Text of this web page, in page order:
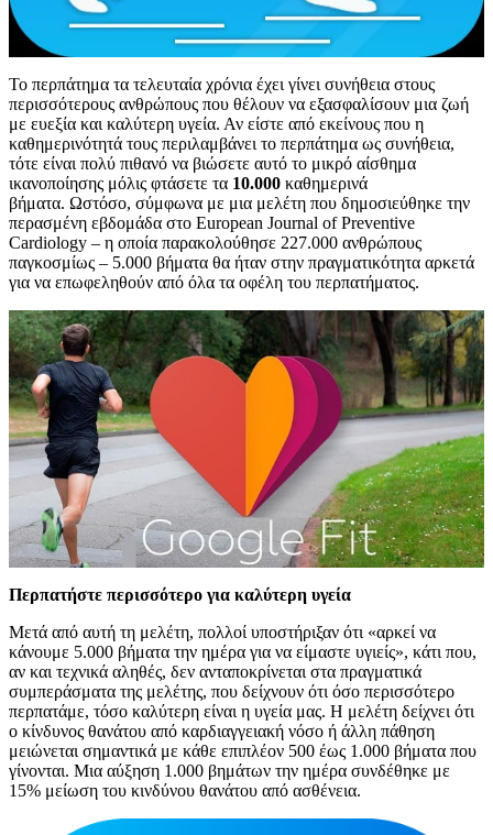
Το περπάτημα τα τελευταία χρόνια έχει γίνει συνήθεια στους
περισσότερους ανθρώπους που θέλουν να εξασφαλίσουν μια ζωή
με ευεξία και καλύτερη υγεία. Αν είστε από εκείνους που η
καθημερινότητά τους περιλαμβάνει το περπάτημα ως συνήθεια,
τότε είναι πολύ πιθανό να βιώσετε αυτό το μικρό αίσθημα
ικανοποίησης μόλις φτάσετε τα 10.000 καθημερινά
βήματα. Ωστόσο, σύμφωνα με μια μελέτη που δημοσιεύθηκε την
περασμένη εβδομάδα στο European Journal of Preventive
Cardiology – η οποία παρακολούθησε 227.000 ανθρώπους
παγκοσμίως – 5.000 βήματα θα ήταν στην πραγματικότητα αρκετά
για να επωφεληθούν από όλα τα οφέλη του περπατήματος.
Περπατήστε περισσότερο για καλύτερη υγεία
Μετά από αυτή τη μελέτη, πολλοί υποστήριξαν ότι «αρκεί να
κάνουμε 5.000 βήματα την ημέρα για να είμαστε υγιείς», κάτι που,
αν και τεχνικά αληθές, δεν ανταποκρίνεται στα πραγματικά
συμπεράσματα της μελέτης, που δείχνουν ότι όσο περισσότερο
περπατάμε, τόσο καλύτερη είναι η υγεία μας. Η μελέτη δείχνει ότι
ο κίνδυνος θανάτου από καρδιαγγειακή νόσο ή άλλη πάθηση
μειώνεται σημαντικά με κάθε επιπλέον 500 έως 1.000 βήματα που
γίνονται. Μια αύξηση 1.000 βημάτων την ημέρα συνδέθηκε με
15% μείωση του κινδύνου θανάτου από ασθένεια.